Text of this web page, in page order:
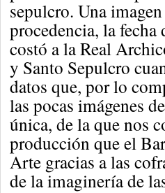
sepulcro. Una
procedencia, la fecha
costó a la Real
y Santo Sepulcro
datos que, por lo
las pocas imágenes
única, de la que nos
producción que el
Arte gracias a las
de la imaginería de